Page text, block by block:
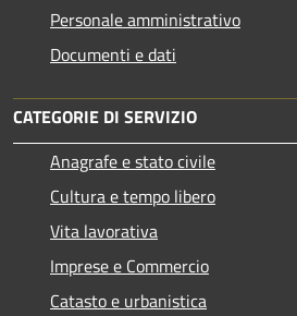
Personale amministrativo
Documenti e dati
CATEGORIE DI SERVIZIO
Anagrafe e stato civile
Cultura e tempo libero
Vita lavorativa
Imprese e Commercio
Catasto e urbanistica